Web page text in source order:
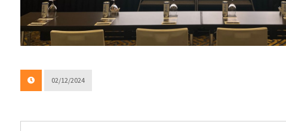
02/12/2024